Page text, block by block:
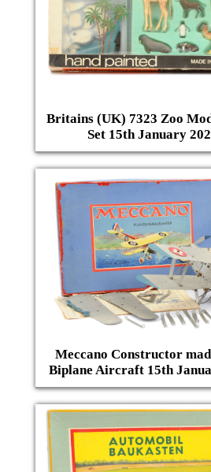
Britains (UK) 7323 Zoo
Set 15th January
Meccano Constructor
Biplane Aircraft 15th